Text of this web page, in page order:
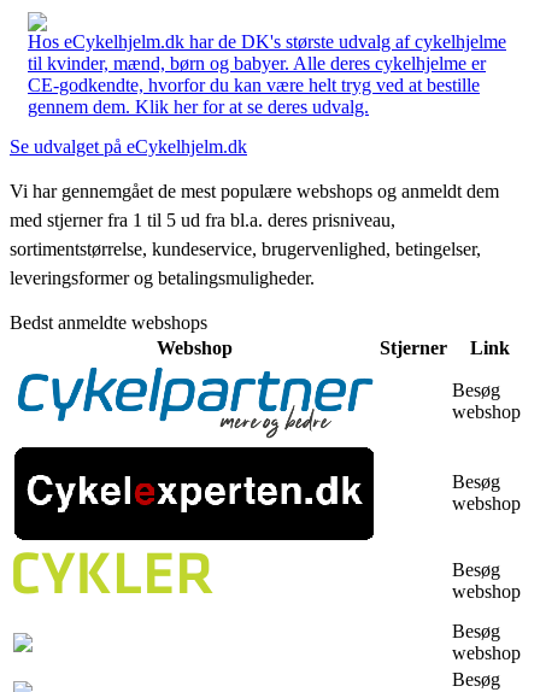
Hos eCykelhjelm.dk har de DK's største udvalg af cykelhjelme
til kvinder, mænd, børn og babyer. Alle deres cykelhjelme er
CE-godkendte, hvorfor du kan være helt tryg ved at bestille
gennem dem. Klik her for at se deres udvalg.
Se udvalget på eCykelhjelm.dk
Vi har gennemgået de mest populære webshops og anmeldt dem
med stjerner fra 1 til 5 ud fra bl.a. deres prisniveau,
sortimentstørrelse, kundeservice, brugervenlighed, betingelser,
leveringsformer og betalingsmuligheder.
Bedst anmeldte webshops
Webshop
Stjerner Link
Besøg
webshop
Besøg
webshop
Besøg
webshop
Besøg
webshop
Besøg